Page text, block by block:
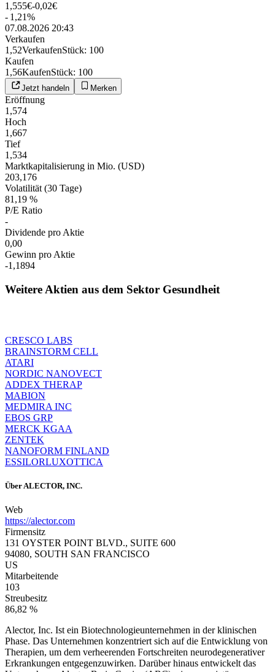
1,555€-0,02€
- 1,21%
07.08.2026 20:43
Verkaufen
1,52VerkaufenStück: 100
Kaufen
1,56KaufenStück: 100
Jetzt handeln Merken
Eröffnung
1,574
Hoch
1,667
Tief
1,534
Marktkapitalisierung in Mio. (USD)
203,176
Volatilität (30 Tage)
81,19 %
P/E Ratio
-
Dividende pro Aktie
0,00
Gewinn pro Aktie
-1,1894
Weitere Aktien aus dem Sektor Gesundheit
CRESCO LABS
BRAINSTORM CELL
ATARI
NORDIC NANOVECT
ADDEX THERAP
MABION
MEDMIRA INC
EBOS GRP
MERCK KGAA
ZENTEK
NANOFORM FINLAND
ESSILORLUXOTTICA
Über ALECTOR, INC.
Web
https://alector.com
Firmensitz
131 OYSTER POINT BLVD., SUITE 600
94080, SOUTH SAN FRANCISCO
US
Mitarbeitende
103
Streubesitz
86,82 %
Alector, Inc. Ist ein Biotechnologieunternehmen in der klinischen
Phase. Das Unternehmen konzentriert sich auf die Entwicklung von
Therapien, um dem verheerenden Fortschreiten neurodegenerativer
Erkrankungen entgegenzuwirken. Darüber hinaus entwickelt das